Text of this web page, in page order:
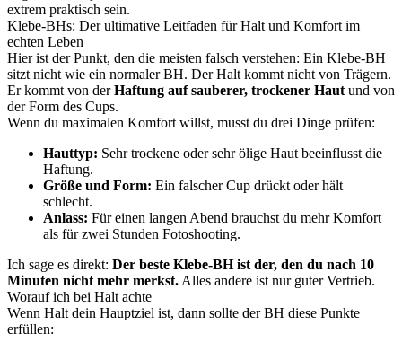
extrem praktisch sein.
Klebe-BHs: Der ultimative Leitfaden für Halt und Komfort im
echten Leben
Hier ist der Punkt, den die meisten falsch verstehen: Ein Klebe-BH
sitzt nicht wie ein normaler BH. Der Halt kommt nicht von Trägern.
Er kommt von derHaftung auf sauberer, trockener Haut und von
der Form des Cups.
Wenn du maximalen Komfort willst, musst du drei Dinge prüfen:
Hauttyp: Sehr trockene oder sehr ölige Haut beeinflusst die
Haftung.
Größe und Form: Ein falscher Cup drückt oder hält
schlecht.
Anlass: Für einen langen Abend brauchst du mehr Komfort
als für zwei Stunden Fotoshooting.
Ich sage es direkt: Der beste Klebe-BH ist der, den du nach 10
Minuten nicht mehr merkst. Alles andere ist nur guter Vertrieb.
Worauf ich bei Halt achte
Wenn Halt dein Hauptziel ist, dann sollte der BH diese Punkte
erfüllen: